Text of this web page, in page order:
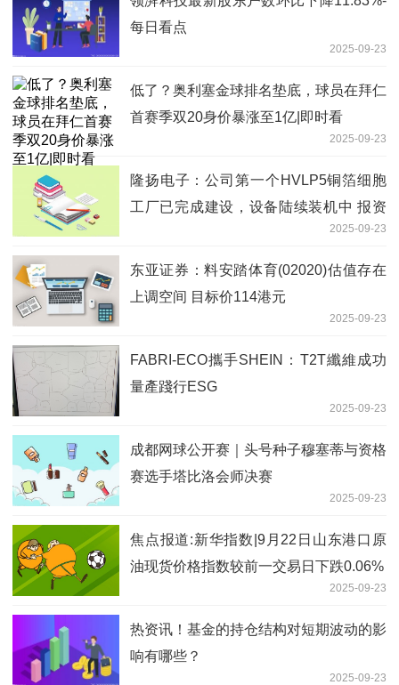
每日看点
2025-09-23
低了？奥利塞金球排名垫底，球员在拜仁
首赛季双20身价暴涨至1亿|即时看
2025-09-23
隆扬电子：公司第一个HVLP5铜箔细胞
工厂已完成建设，设备陆续装机中 报资
2025-09-23
东亚证券：料安踏体育(02020)估值存在
上调空间 目标价114港元
2025-09-23
FABRI-ECO攜手SHEIN：T2T纖維成功
量產踐行ESG
2025-09-23
成都网球公开赛｜头号种子穆塞蒂与资格
赛选手塔比洛会师决赛
2025-09-23
焦点报道:新华指数|9月22日山东港口原
油现货价格指数较前一交易日下跌0.06%
2025-09-23
热资讯！基金的持仓结构对短期波动的影
响有哪些？
2025-09-23